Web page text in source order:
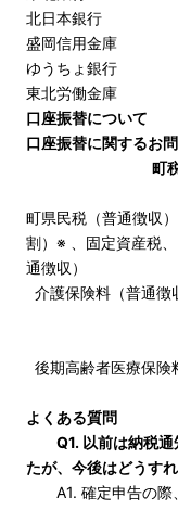
北日本銀行
盛岡信用金庫
ゆうちょ銀行
東北労働金庫
口座振替について
口座振替に関するお
町
町県民税（普通徴収
割）※ 、固定資産税
通徴収）
介護保険料（普通徴
後期高齢者医療保険
よくある質問
Q1. 以前は納税
たが、今後はどうす
A1. 確定申告の